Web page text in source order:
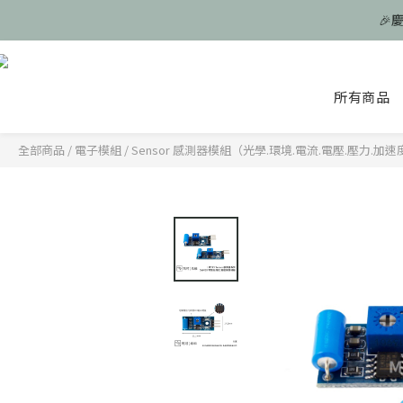
🎉
🎉
🎉
所有商品
全部商品 / 電子模組 /Sensor 感測器模組（光學.環境.電流.電壓.壓力.加速